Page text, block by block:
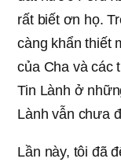
rất biết ơn họ.
càng khẩn thiết
của Cha và các
Tin Lành ở
Lành vẫn chưa
Lần này, tôi đã